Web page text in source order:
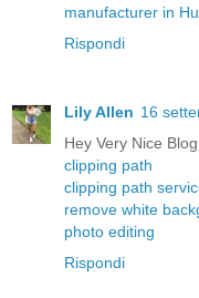
manufacturer in
Rispondi
Lily Allen 16
Hey Very Nice
clipping path
clipping path
remove white
photo editing
Rispondi